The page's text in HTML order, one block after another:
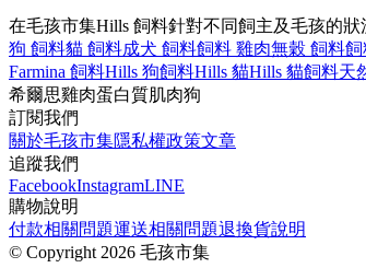
在毛孩市集Hills 飼料針對不同飼主及毛孩的
狗 飼料貓 飼料成犬 飼料飼料 雞肉無穀 飼料飼
Farmina 飼料Hills 狗飼料Hills 貓Hills 貓飼料天
希爾思雞肉蛋白質肌肉狗
訂閱我們
關於毛孩市集隱私權政策文章
追蹤我們
FacebookInstagramLINE
購物說明
付款相關問題運送相關問題退換貨說明
© Copyright 2026 毛孩市集